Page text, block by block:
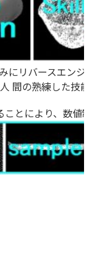
リバースエンジ
間の熟練した技
ことにより、数値